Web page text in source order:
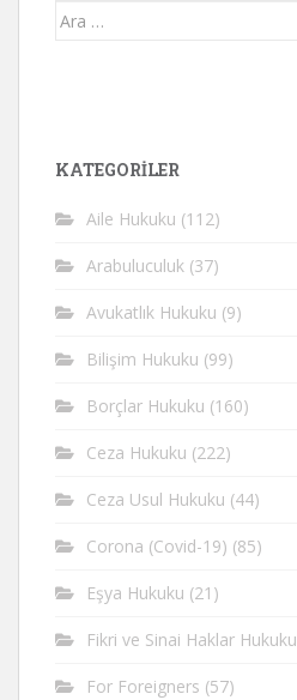
Arama
KATEGORİLER
Aile Hukuku (112)
Arabuluculuk (37)
Avukatlık Hukuku (9)
Bilişim Hukuku (99)
Borçlar Hukuku (160)
Ceza Hukuku (222)
Ceza Usul Hukuku (44)
Corona (Covid-19) (85)
Eşya Hukuku (21)
Fikri ve Sinai Haklar Hukuku
For Foreigners (57)